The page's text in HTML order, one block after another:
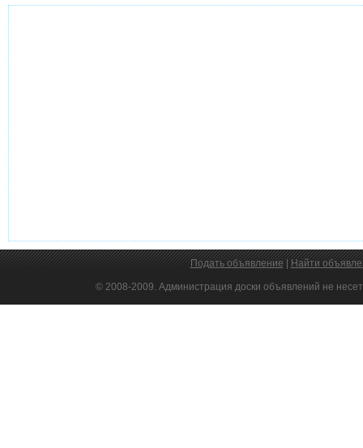
Подать объявление Найти
© 2008-2009. Администрация доски объявлений не